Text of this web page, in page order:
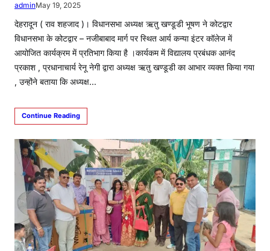
adminMay 19, 2025
देहरादून ( राव शहजाद )। विधानसभा अध्यक्ष ऋतु खण्डूडी भूषण ने कोटद्वार
विधानसभा के कोटद्वार – नजीबाबाद मार्ग पर स्थित आर्य कन्या इंटर कॉलेज में
आयोजित कार्यक्रम में प्रतिभाग किया है ।कार्यकम में विद्यालय प्रबंधक आनंद
प्रकाश , प्रधानाचार्य रेनू नेगी द्वारा अध्यक्ष ऋतु खण्डूडी का आभार व्यक्त किया गया
, उन्होंने बताया कि अध्यक्ष…
Continue Reading